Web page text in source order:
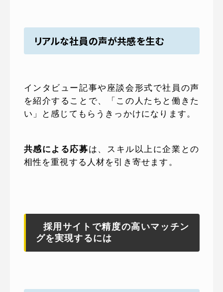
リアルな社員の声が共感を生む
インタビュー記事や座談会形式で社員の声
を紹介することで、「この人たちと働きた
い」と感じてもらうきっかけになります。
共感による応募は、スキル以上に企業との
相性を重視する人材を引き寄せます。
採用サイトで精度の高いマッチン
グを実現するには